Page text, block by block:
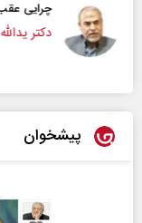
چرایی
دکتر
پیشخوان